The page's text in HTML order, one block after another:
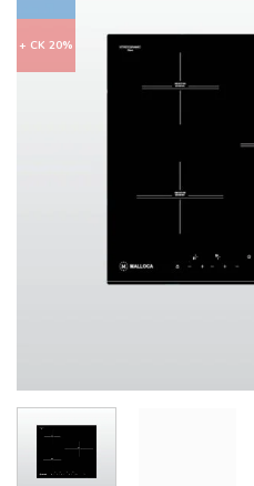
+ CK 20%